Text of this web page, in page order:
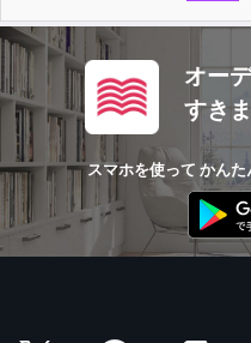
オー
すき
スマホを使って かん